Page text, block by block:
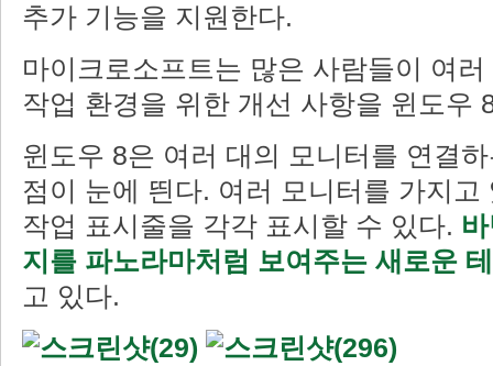
추가 기능을 지원한다.
마이크로소프트는 많은 사람들이 여
작업 환경을 위한 개선 사항을 윈도우
윈도우 8은 여러 대의 모니터를 연결
점이 눈에 띈다. 여러 모니터를 가지고
작업 표시줄을 각각 표시할 수 있다.
지를 파노라마처럼 보여주는 새로운
고 있다.